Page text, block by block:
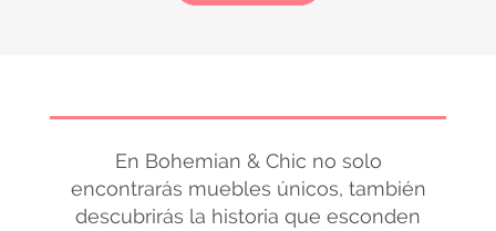
En Bohemian & Chic no solo
encontrarás muebles únicos, también
descubrirás la historia que esconden